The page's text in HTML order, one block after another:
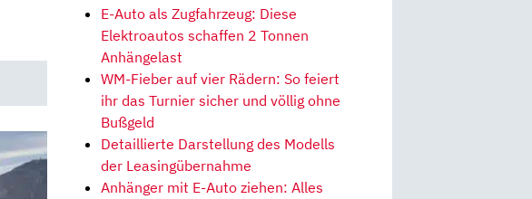
E-Auto als Zugfahrzeug: Diese
Elektroautos schaffen 2 Tonnen
Anhängelast
WM-Fieber auf vier Rädern: So feiert
ihr das Turnier sicher und völlig ohne
Bußgeld
Detaillierte Darstellung des Modells
der Leasingübernahme
Anhänger mit E-Auto ziehen: Alles